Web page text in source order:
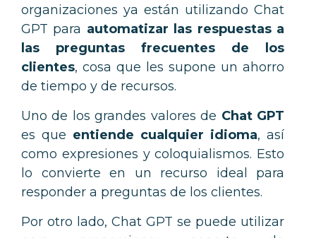
organizaciones ya están utilizando Chat
GPT para automatizar las respuestas a
las preguntas frecuentes de los
clientes, cosa que les supone un ahorro
de tiempo y de recursos.
Uno de los grandes valores de Chat GPT
es que entiende cualquier idioma, así
como expresiones y coloquialismos. Esto
lo convierte en un recurso ideal para
responder a preguntas de los clientes.
Por otro lado, Chat GPT se puede utilizar